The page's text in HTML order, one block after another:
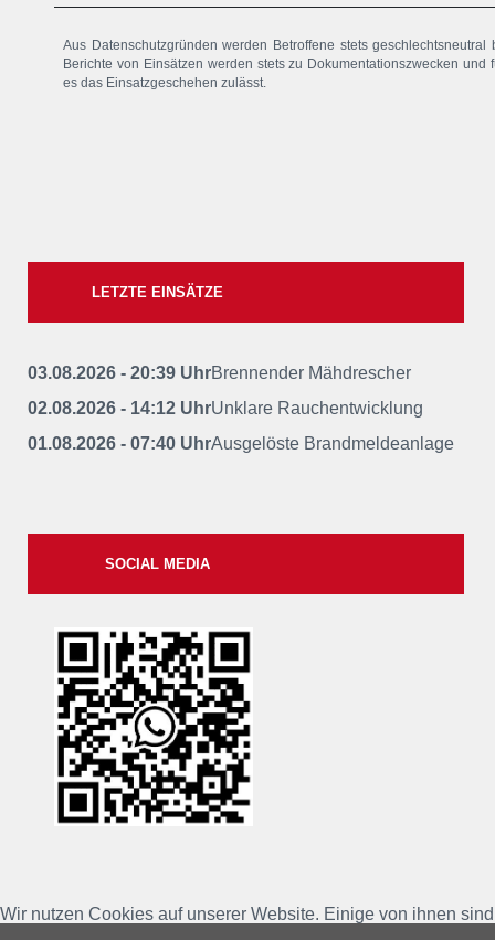
Aus Datenschutzgründen werden Betroffene stets
Berichte von Einsätzen werden stets zu Dokumentationszwecken
es das Einsatzgeschehen zulässt.
LETZTE EINSÄTZE
03.08.2026 - 20:39 UhrBrennender Mähdrescher
02.08.2026 - 14:12 UhrUnklare Rauchentwicklung
01.08.2026 - 07:40 UhrAusgelöste Brandmeldeanlage
SOCIAL MEDIA
Wir nutzen Cookies auf unserer Website. Einige von ihnen sind